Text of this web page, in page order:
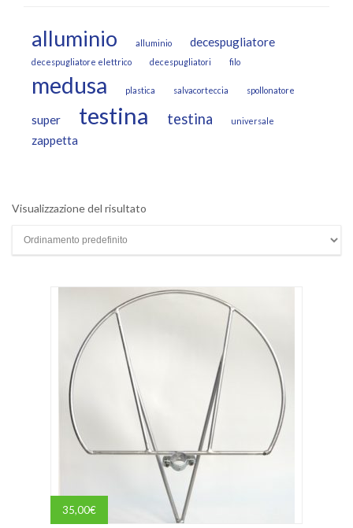
alluminio alluminio decespugliatore
decespugliatore elettrico decespugliatori filo
medusa plastica salvacorteccia spollonatore
super testina testina universale
zappetta
Visualizzazione del risultato
35,00€